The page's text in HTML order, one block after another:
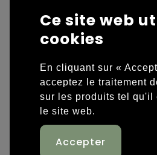
Housses et sacoches
Sacs en papier
Sacs promotionnels
Sacs de voyage
Overige kleding
Sweaters personnalisés
T-shirts personnalisés
Vestes personnalisées
Ce site web
cookies
En cliquant sur «
acceptez le traitement
sur les produits tel qu'il
le site web.